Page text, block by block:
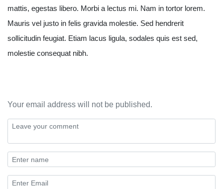
mattis, egestas libero. Morbi a lectus mi. Nam in tortor lorem.
Mauris vel justo in felis gravida molestie. Sed hendrerit
sollicitudin feugiat. Etiam lacus ligula, sodales quis est sed,
molestie consequat nibh.
Your email address will not be published.